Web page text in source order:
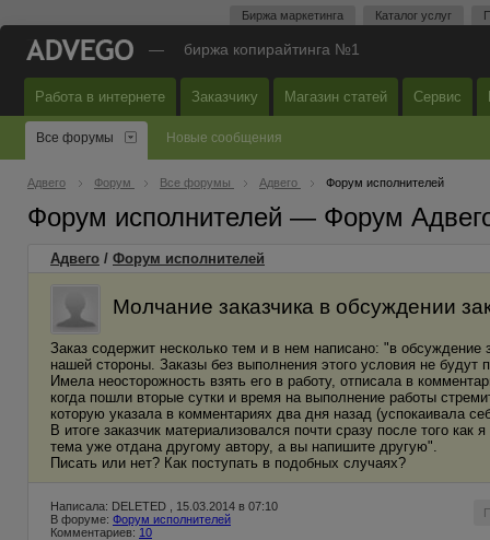
Биржа маркетинга Каталог услуг
— биржа копирайтинга №1
Работа в интернете Заказчику Магазин статей Сервис
Все форумы Новые сообщения
Адвего Форум Все форумы Адвего Форум исполнителей
Форум исполнителей — Форум
Адвего / Форум исполнителей
Молчание заказчика в обсуждении
Заказ содержит несколько тем и в нем написано: "в
нашей стороны. Заказы без выполнения этого условия не будут
Имела неосторожность взять его в работу, отписала в
когда пошли вторые сутки и время на выполнение работы
которую указала в комментариях два дня назад (успокаивала
В итоге заказчик материализовался почти сразу после того
тема уже отдана другому автору, а вы напишите другую".
Писать или нет? Как поступать в подобных случаях?
Написала: DELETED , 15.03.2014 в 07:10
В форуме: Форум исполнителей
Комментариев: 10